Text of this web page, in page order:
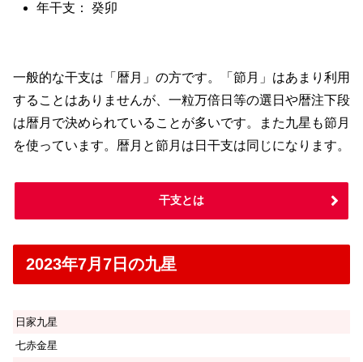
年干支： 癸卯
一般的な干支は「暦月」の方です。「節月」はあまり利用
することはありませんが、一粒万倍日等の選日や暦注下段
は暦月で決められていることが多いです。また九星も節月
を使っています。暦月と節月は日干支は同じになります。
干支とは
2023年7月7日の九星
日家九星
七赤金星